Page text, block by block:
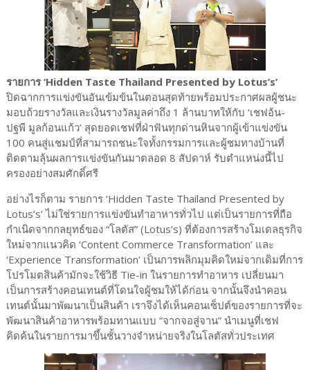
รายการ ‘Hidden Taste Thailand Presented by Lotus’s’
ปิดฉากการแข่งขันอันเข้มข้นในตอนสุดท้ายพร้อมประกาศผลผู้ชนะ
มอบถ้วยรางวัลและเงินรางวัลมูลค่าถึง 1 ล้านบาทให้กับ ‘เชฟอ้น-
ปฐพี มูลก้อนแก้ว’ สุดยอดเชฟที่ฝ่าฟันทุกด่านหินจากผู้เข้าแข่งขัน
100 คนสู่แชมป์ที่สามารถชนะใจทั้งกรรมการและผู้ชมทางบ้านที่
ติดตามลุ้นผลการแข่งขันกันมาตลอด 8 สัปดาห์ รับตำแหน่งนี้ไป
ครองอย่างสมศักดิ์ศรี
อย่างไรก็ตาม รายการ ‘Hidden Taste Thailand Presented by
Lotus’s’ ไม่ใช่รายการแข่งขันทำอาหารทั่วไป แต่เป็นรายการที่ถือ
กำเนิดจากกลยุทธ์ของ “โลตัส” (Lotus’s) ที่ต้องการสร้างโมเดลธุรกิจ
ใหม่จากแนวคิด ‘Content Commerce Transformation’ และ
‘Experience Transformation’ เป็นการพลิกมุมคิดใหม่จากเดิมที่การ
โปรโมตสินค้ามักจะใช้วิธี Tie-in ในรายการทำอาหาร เปลี่ยนมา
เป็นการสร้างคอนเทนต์ที่โดนใจผู้ชมให้ได้ก่อน จากนั้นจึงนำคอน
เทนต์นั้นมาพัฒนาเป็นสินค้า เราจึงได้เห็นคอนเซ็ปต์ของรายการที่จะ
พัฒนาสินค้าอาหารพร้อมทานแบบ “จากจอสู่จาน” นำเมนูที่เชฟ
คิดค้นในรายการมาขึ้นชั้นวางจำหน่ายจริงในโลตัสทั่วประเทศ